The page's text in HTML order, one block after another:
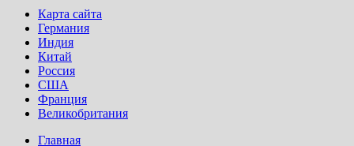
Карта сайта
Германия
Индия
Китай
Россия
США
Франция
Великобритания
Главная